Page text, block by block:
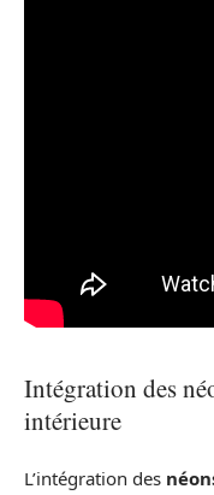
Intégration des
intérieure
L’intégration des